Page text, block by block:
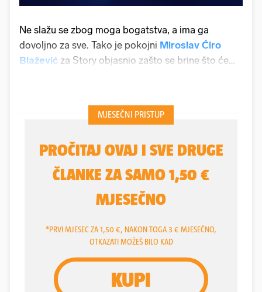
Ne slažu se zbog moga bogatstva, a ima ga
dovoljno za sve. Tako je pokojni Miroslav Ćiro
Blažević za Story objasnio zašto se brine što će
za ostavštinu. SinMiroslavse upisao na nekretnine
na što ima pravo po ugovoru o doživotnom
svoju majku Zdenku. Trener svih trenera, kako ga je
za Božić 1998. godine prozvao legendarni sportski
novinarBranko Stipković, borio se s rakom 15
mjeseci. Godinu dana prije smrti, 2022. godine,
priznao da s djecom ima trzavice zbog cijepljenja.